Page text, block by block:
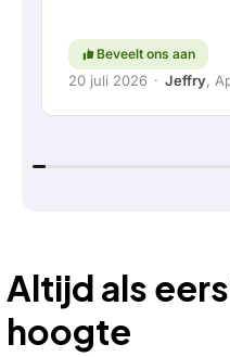
Beveelt ons aan
20 juli 2026 · Jeffry,
Altijd als
hoogte